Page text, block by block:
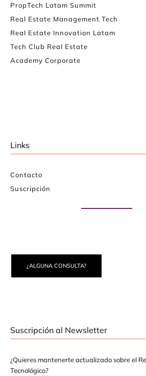
PropTech Latam Summit
Real Estate Management Tech
Real Estate Innovation Latam
Tech Club Real Estate
Academy Corporate
Links
Contacto
Suscripción
¿ALGUNA CONSULTA?
Suscripción al Newsletter
¿Quieres mantenerte actualizado sobre el
Tecnológico?